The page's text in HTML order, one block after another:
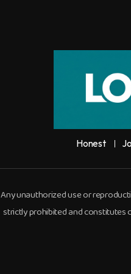
Honest
Any unauthorized use or
strictly prohibited and constitutes